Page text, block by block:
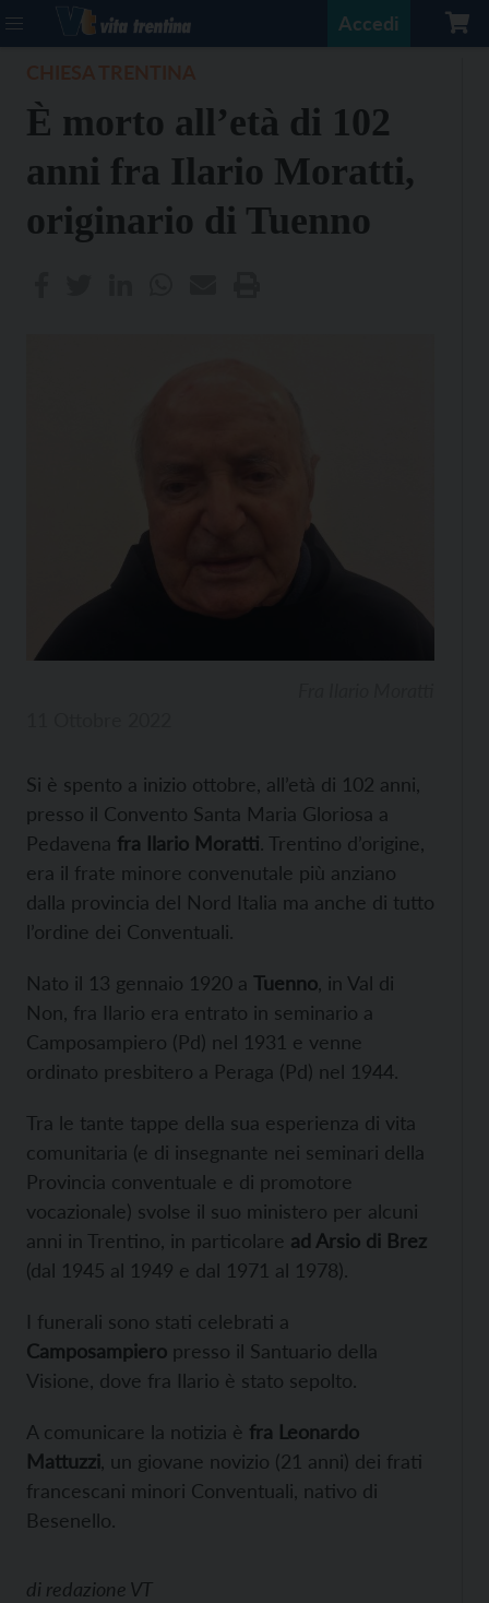
Accedi
È morto all’età di 102
anni fra Ilario Moratti,
originario di Tuenno
Si è spento a inizio ottobre, all’età di 102 anni,
presso il Convento Santa Maria Gloriosa a
Pedavena fra Ilario Moratti. Trentino d’origine,
era il frate minore convenutale più anziano
dalla provincia del Nord Italia ma anche di tutto
l’ordine dei Conventuali.
Nato il 13 gennaio 1920 a Tuenno , in Val di
Non, fra Ilario era entrato in seminario a
Camposampiero (Pd) nel 1931 e venne
ordinato presbitero a Peraga (Pd) nel 1944.
Tra le tante tappe della sua esperienza di vita
comunitaria (e di insegnante nei seminari della
Provincia conventuale e di promotore
vocazionale) svolse il suo ministero per alcuni
anni in Trentino, in particolare ad Arsio di Brez
(dal 1945 al 1949 e dal 1971 al 1978).
I funerali sono stati celebrati a
Camposampiero presso il Santuario della
Visione, dove fra Ilario è stato sepolto.
A comunicare la notizia è fra Leonardo
Mattuzzi , un giovane novizio (21 anni) dei frati
francescani minori Conventuali, nativo di
Besenello.
di redazione VT